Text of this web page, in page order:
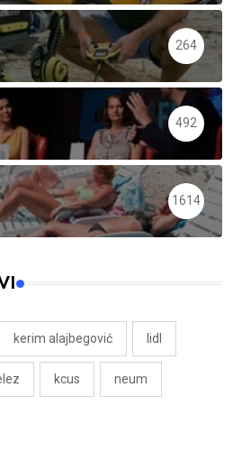
264
492
1614
kerim alajbegović lidl
kcus neum